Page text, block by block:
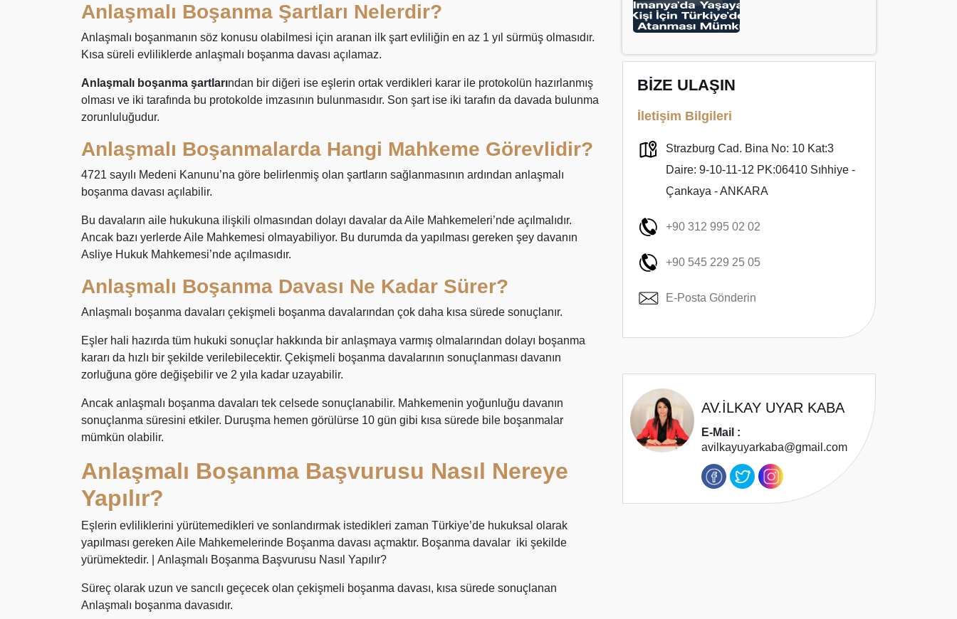
Anlaşmalı Boşanma Şartları Nelerdir?
Anlaşmalı boşanmanın söz konusu olabilmesi için aranan ilk şart evliliğin en az 1 yıl sürmüş olmasıdır.
Kısa süreli evliliklerde anlaşmalı boşanma davası açılamaz.
Anlaşmalı boşanma şartlarından bir diğeri ise eşlerin ortak verdikleri karar ile protokolün hazırlanmış
olması ve iki tarafında bu protokolde imzasının bulunmasıdır. Son şart ise iki tarafın da davada bulunma
zorunluluğudur.
Anlaşmalı Boşanmalarda Hangi Mahkeme Görevlidir?
4721 sayılı Medeni Kanunu’na göre belirlenmiş olan şartların sağlanmasının ardından anlaşmalı
boşanma davası açılabilir.
Bu davaların aile hukukuna ilişkili olmasından dolayı davalar da Aile Mahkemeleri’nde açılmalıdır.
Ancak bazı yerlerde Aile Mahkemesi olmayabiliyor. Bu durumda da yapılması gereken şey davanın
Asliye Hukuk Mahkemesi’nde açılmasıdır.
Anlaşmalı Boşanma Davası Ne Kadar Sürer?
Anlaşmalı boşanma davaları çekişmeli boşanma davalarından çok daha kısa sürede sonuçlanır.
Eşler hali hazırda tüm hukuki sonuçlar hakkında bir anlaşmaya varmış olmalarından dolayı boşanma
kararı da hızlı bir şekilde verilebilecektir. Çekişmeli boşanma davalarının sonuçlanması davanın
zorluğuna göre değişebilir ve 2 yıla kadar uzayabilir.
Ancak anlaşmalı boşanma davaları tek celsede sonuçlanabilir. Mahkemenin yoğunluğu davanın
sonuçlanma süresini etkiler. Duruşma hemen görülürse 10 gün gibi kısa sürede bile boşanmalar
mümkün olabilir.
Anlaşmalı Boşanma Başvurusu Nasıl Nereye
Yapılır?
Eşlerin evliliklerini yürütemedikleri ve sonlandırmak istedikleri zaman Türkiye’de hukuksal olarak
yapılması gereken Aile Mahkemelerinde Boşanma davası açmaktır. Boşanma davalar iki şekilde
yürümektedir. | Anlaşmalı Boşanma Başvurusu Nasıl Yapılır?
Süreç olarak uzun ve sancılı geçecek olan çekişmeli boşanma davası, kısa sürede sonuçlanan
Anlaşmalı boşanma davasıdır.
BİZE ULAŞIN
İletişim Bilgileri
Strazburg Cad. Bina No: 10 Kat:3
Daire: 9-10-11-12 PK:06410 Sıhhiye -
Çankaya - ANKARA
+90 312 995 02 02
+90 545 229 25 05
E-Posta Gönderin
AV.İLKAY UYAR KABA
E-Mail :
avilkayuyarkaba@gmail.com